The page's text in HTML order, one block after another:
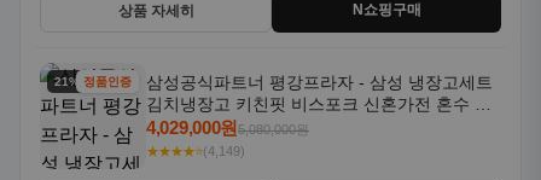
상품 자세히 N쇼핑구매
21% 할인정품인증
삼성공식파트너 평강프라자 - 삼성 냉장고세트
김치냉장고 키친핏 비스포크 신혼가전 혼수 입
주가전 빌트인 화이트
4,029,000원5,080,000원
★★★★⭐(4,149)